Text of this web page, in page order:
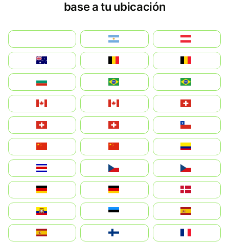
base a tu ubicación
بالعربية
Argentina
Österreich
Australia
België
Belgique
България
Brasil (ES)
Brasil
Canada (FR)
Canada
Svizzera
Suisse
Schweiz
Chile
中国
China
Colombia
Costa Rica
Czechia
Česko
Deutschland
Germany
Danmark
Ecuador
Eesti
Spain
España
Suomi
France